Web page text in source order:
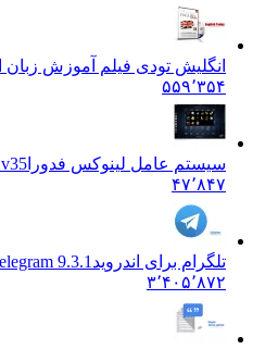
انگلیش تودی فیلم آموزش زبان
۵۵۹٬۳۵۴
سیستم عامل لینوکس فدورا
۴۷٬۸۴۷
تلگرام برای اندروید 9.3.1
۳٬۴۰۵٬۸۷۲